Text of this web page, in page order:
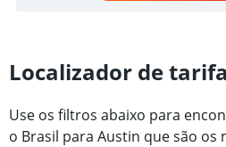
Localizador de
Use os filtros abaixo para
o Brasil para Austin que são os